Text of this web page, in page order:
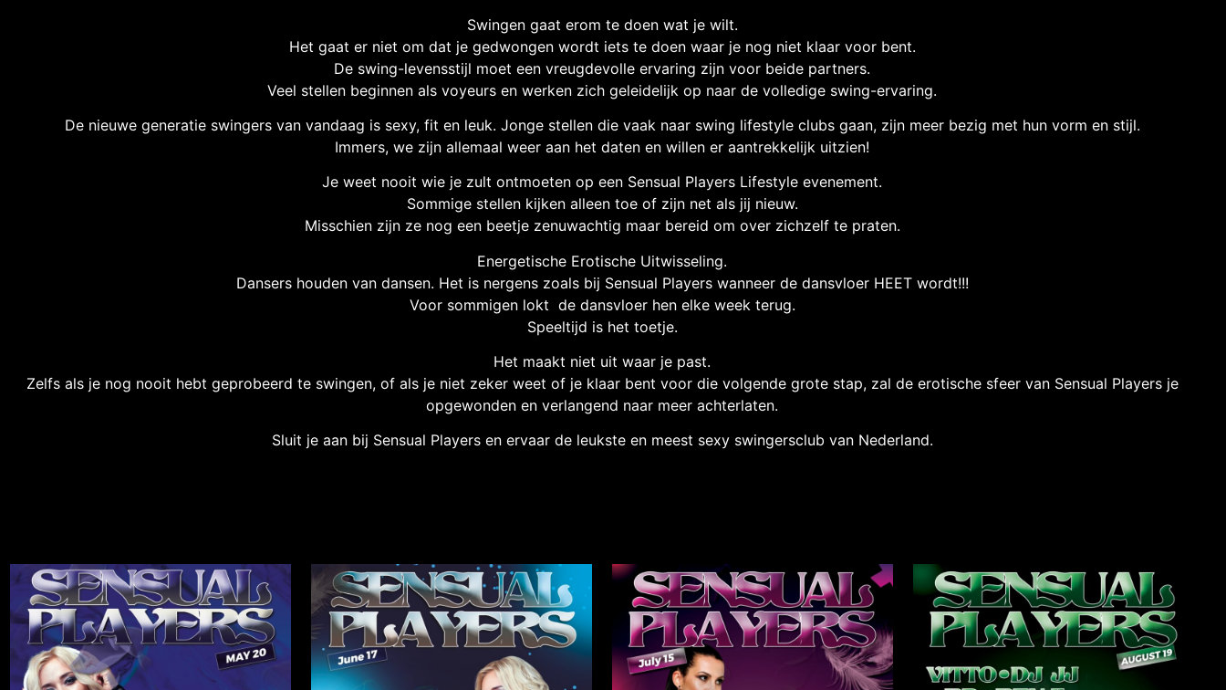
Swingen gaat erom te doen wat je wilt.
Het gaat er niet om dat je gedwongen wordt iets te doen waar je nog niet klaar voor bent.
De swing-levensstijl moet een vreugdevolle ervaring zijn voor beide partners.
Veel stellen beginnen als voyeurs en werken zich geleidelijk op naar de volledige swing-ervaring.
De nieuwe generatie swingers van vandaag is sexy, fit en leuk. Jonge stellen die vaak naar swing lifestyle clubs gaan, zijn meer bezig met hun vorm en stijl.
Immers, we zijn allemaal weer aan het daten en willen er aantrekkelijk uitzien!
Je weet nooit wie je zult ontmoeten op een Sensual Players Lifestyle evenement.
Sommige stellen kijken alleen toe of zijn net als jij nieuw.
Misschien zijn ze nog een beetje zenuwachtig maar bereid om over zichzelf te praten.
Energetische Erotische Uitwisseling.
Dansers houden van dansen. Het is nergens zoals bij Sensual Players wanneer de dansvloer HEET wordt!!!
Voor sommigen lokt de dansvloer hen elke week terug.
Speeltijd is het toetje.
Het maakt niet uit waar je past.
Zelfs als je nog nooit hebt geprobeerd te swingen, of als je niet zeker weet of je klaar bent voor die volgende grote stap, zal de erotische sfeer van Sensual Players je
opgewonden en verlangend naar meer achterlaten.
Sluit je aan bij Sensual Players en ervaar de leukste en meest sexy swingersclub van Nederland.